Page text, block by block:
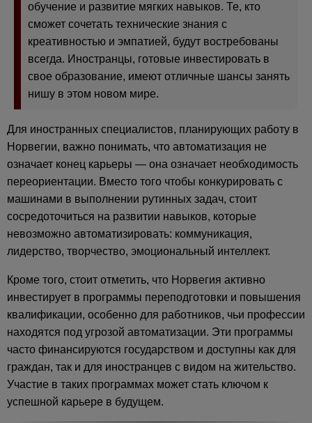
обучение и развитие мягких навыков. Те, кто
сможет сочетать технические знания с
креативностью и эмпатией, будут востребованы
всегда. Иностранцы, готовые инвестировать в
свое образование, имеют отличные шансы занять
нишу в этом новом мире.
Для иностранных специалистов, планирующих работу в
Норвегии, важно понимать, что автоматизация не
означает конец карьеры — она означает необходимость
переориентации. Вместо того чтобы конкурировать с
машинами в выполнении рутинных задач, стоит
сосредоточиться на развитии навыков, которые
невозможно автоматизировать: коммуникация,
лидерство, творчество, эмоциональный интеллект.
Кроме того, стоит отметить, что Норвегия активно
инвестирует в программы переподготовки и повышения
квалификации, особенно для работников, чьи профессии
находятся под угрозой автоматизации. Эти программы
часто финансируются государством и доступны как для
граждан, так и для иностранцев с видом на жительство.
Участие в таких программах может стать ключом к
успешной карьере в будущем.